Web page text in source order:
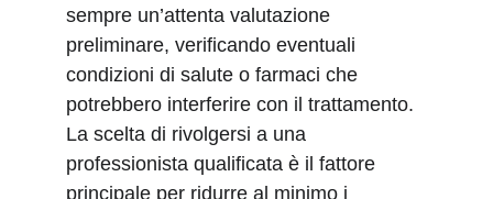
sempre un’attenta valutazione
preliminare, verificando eventuali
condizioni di salute o farmaci che
potrebbero interferire con il trattamento.
La scelta di rivolgersi a una
professionista qualificata è il fattore
principale per ridurre al minimo i